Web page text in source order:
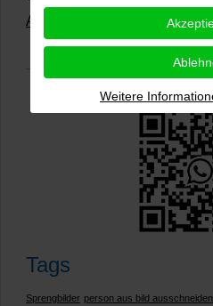
Alle Rezensionen ansehen|
Tags
Sprengbilder person aus bild ausschneiden
Weitere